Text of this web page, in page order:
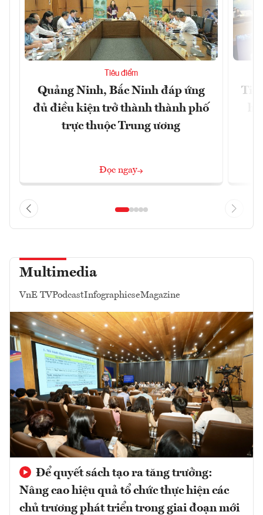
Tiêu điểm
Quảng Ninh, Bắc Ninh đáp ứng
đủ điều kiện trở thành thành phố
trực thuộc Trung ương
Đọc ngay
Multimedia
VnE TVPodcastInfographicseMagazine
Để quyết sách tạo ra tăng trưởng:
Nâng cao hiệu quả tổ chức thực hiện các
chủ trương phát triển trong giai đoạn mới